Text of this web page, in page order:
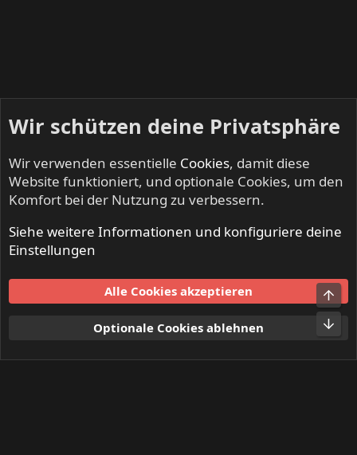
Mitglieder
Nutzungsbedingungen
Datenschutz
S
Wir schützen deine Privatsphäre
Wir verwenden essentielle Cookies, damit diese
Website funktioniert, und optionale Cookies, um den
Komfort bei der Nutzung zu verbessern.
Siehe weitere Informationen und konfiguriere deine
Einstellungen
Alle Cookies akzeptieren
Optionale Cookies ablehnen